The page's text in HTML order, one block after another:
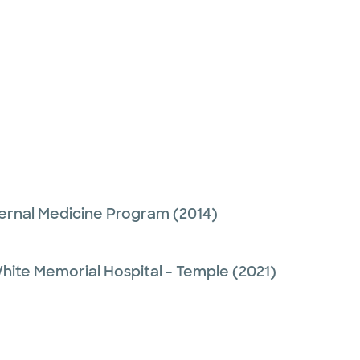
Medicine Program (2014)
Memorial Hospital - Temple (2021)